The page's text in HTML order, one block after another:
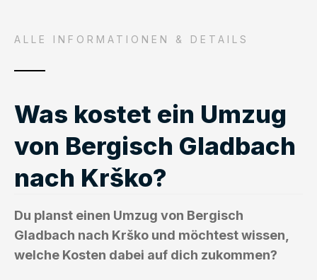
ALLE INFORMATIONEN & DETAILS
Was kostet ein Umzug
von Bergisch Gladbach
nach Krško?
Du planst einen Umzug von Bergisch
Gladbach nach Krško und möchtest wissen,
welche Kosten dabei auf dich zukommen?